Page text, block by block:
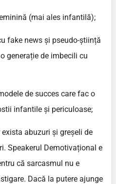
(mai ales infantilă);
fake news și pseudo-știință
generație de imbecili cu
de succes care fac o
infantile și periculoase;
abuzuri și greșeli de
Speakerul Demotivațional e
că sarcasmul nu e
Dacă la putere ajunge